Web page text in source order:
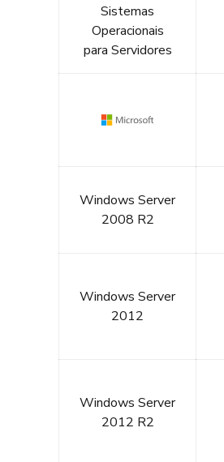
Sistemas
Operacionais
para Servidores
Windows Server
2008 R2
Windows Server
2012
Windows Server
2012 R2